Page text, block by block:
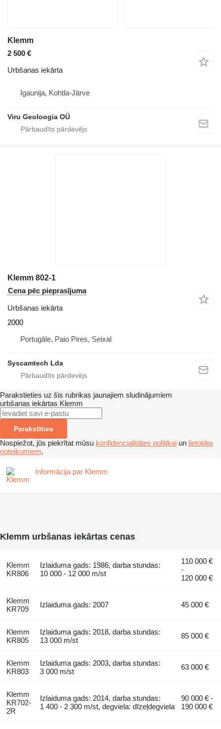
Klemm
2 500 €
Urbšanas iekārta
Igaunija, Kohtla-Järve
Viru Geoloogia OÜ
Klemm 802-1
Cena pēc pieprasījuma
Urbšanas iekārta
2000
Portugāle, Paio Pires, Seixal
Syscamtech Lda
Parakstieties uz šis rubrikas jaunajiem sludinājumiem
urbšanas iekārtas Klemm
Parakstīties
Nospiežot, jūs piekrītat mūsu konfidencialitātes politikai un lietotāja
noteikumiem.
Informācija par Klemm
Klemm urbšanas iekārtas cenas
Klemm
KR806
Izlaiduma gads: 1986, darba stundas:
10 000 - 12 000 m/st
110 000 €
-
120 000 €
Klemm
KR709
Izlaiduma gads: 2007 45 000 €
Klemm
KR805
Izlaiduma gads: 2018, darba stundas:
13 000 m/st
85 000 €
Klemm
KR803
Izlaiduma gads: 2003, darba stundas:
3 000 m/st
63 000 €
Klemm
KR702-
2R
Izlaiduma gads: 2014, darba stundas:
1 400 - 2 300 m/st, degviela: dīzeļdegviela
90 000 € -
190 000 €